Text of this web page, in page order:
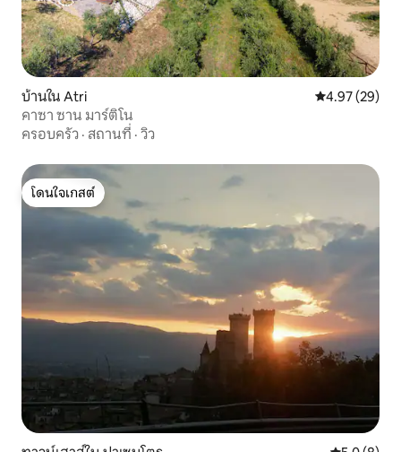
บ้านใน Atri คะแนนเฉลี่ย
4.97 (29)
คาซา ซาน มาร์ติโน
ครอบครัว · สถานที่ · วิว
โดนใจเกสต์
โดนใจเกสต์